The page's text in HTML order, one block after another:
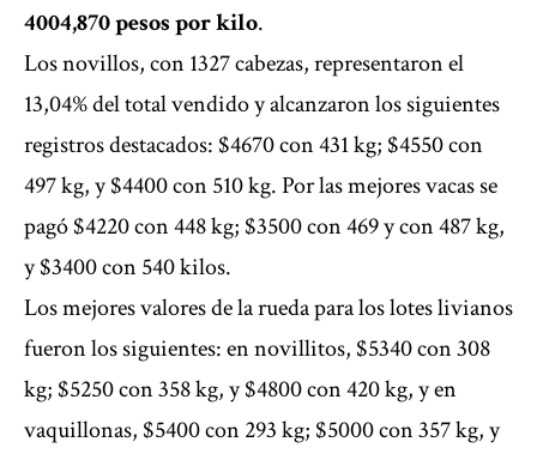
4004,870 pesos por kilo.
Los novillos, con 1327 cabezas, representaron el
13,04% del total vendido y alcanzaron los siguientes
registros destacados: $4670 con 431 kg; $4550 con
497 kg, y $4400 con 510 kg. Por las mejores vacas se
pagó $4220 con 448 kg; $3500 con 469 y con 487 kg,
y $3400 con 540 kilos.
Los mejores valores de la rueda para los lotes livianos
fueron los siguientes: en novillitos, $5340 con 308
kg; $5250 con 358 kg, y $4800 con 420 kg, y en
vaquillonas, $5400 con 293 kg; $5000 con 357 kg, y